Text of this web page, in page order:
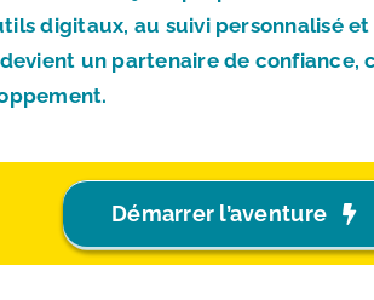
digitaux, au suivi personnalisé
un partenaire de confiance,
Démarrer l’aventure